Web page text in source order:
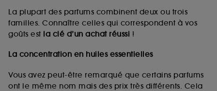
La plupart des parfums combinent deux ou trois
familles. Connaître celles qui correspondent à vos
goûts est la clé d’un achat réussi !
La concentration en huiles essentielles
Vous avez peut-être remarqué que certains parfums
ont le même nom mais des prix très différents. Cela